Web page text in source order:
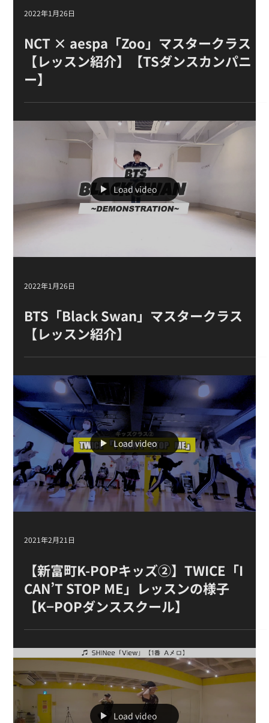
Load video
2022年1月26日
NCT × aespa「Zoo」マスタークラス
Load video
2022年1月26日
BTS「Black Swan」マスタークラス
Load video